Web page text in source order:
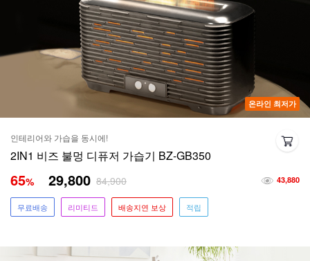
온라인 최저가
인테리어와 가습을 동시에!
2IN1 비즈 불멍 디퓨저 가습기 BZ-GB350
43,880
65% 29,800 84,900
무료배송 리미티드 배송지연 보상 적립